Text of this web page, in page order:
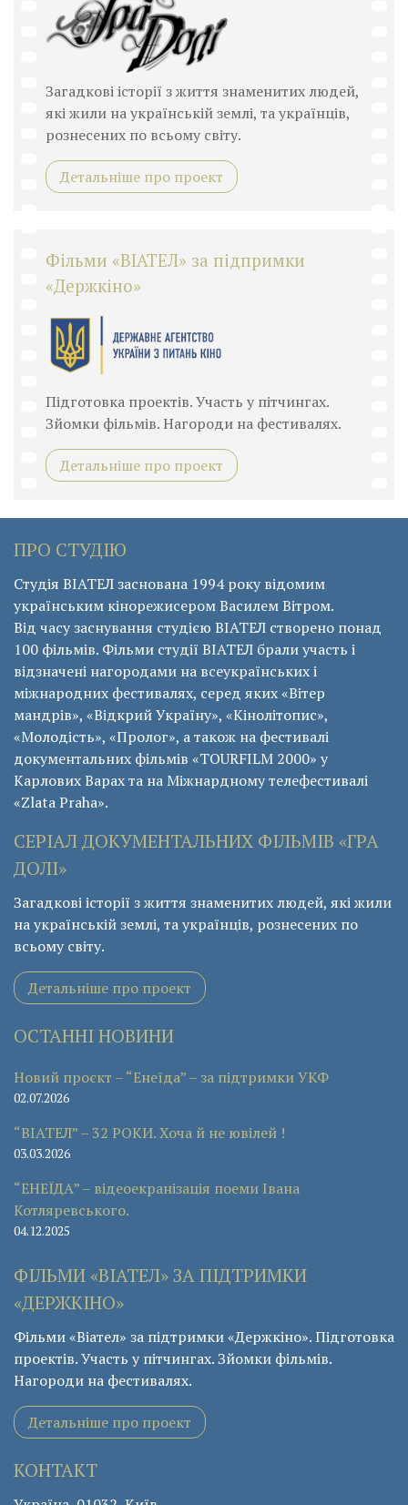
Загадкові історії з життя знаменитих людей,
які жили на українській землі, та українців,
рознесених по всьому світу.
Детальніше про проект
Фільми «ВІАТЕЛ» за підпримки
«Держкіно»
Підготовка проектів. Участь у пітчингах.
Зйомки фільмів. Нагороди на фестивалях.
Детальніше про проект
ПРО СТУДІЮ
Студія ВІАТЕЛ заснована 1994 року відомим
українським кінорежисером Василем Вітром.
Від часу заснування студією ВІАТЕЛ створено понад
100 фільмів. Фільми студії ВІАТЕЛ брали участь і
відзначені нагородами на всеукраїнських і
міжнародних фестивалях, серед яких «Вітер
мандрів», «Відкрий Україну», «Кінолітопис»,
«Молодість», «Пролог», а також на фестивалі
документальних фільмів «ТОURFILM 2000» у
Карлових Варах та на Міжнардному телефестивалі
«Zlata Praha».
СЕРІАЛ ДОКУМЕНТАЛЬНИХ ФІЛЬМІВ «ГРА
ДОЛІ»
Загадкові історії з життя знаменитих людей, які жили
на українській землі, та українців, рознесених по
всьому світу.
Детальніше про проект
ОСТАННІ НОВИНИ
Новий проєкт – “Енеїда” – за підтримки УКФ
02.07.2026
“ВІАТЕЛ” – 32 РОКИ. Хоча й не ювілей !
03.03.2026
“ЕНЕЇДА” – відеоекранізація поеми Івана
Котляревського.
04.12.2025
ФІЛЬМИ «ВІАТЕЛ» ЗА ПІДТРИМКИ
«ДЕРЖКІНО»
Фільми «Віател» за підтримки «Держкіно». Підготовка
проектів. Участь у пітчингах. Зйомки фільмів.
Нагороди на фестивалях.
Детальніше про проект
КОНТАКТ